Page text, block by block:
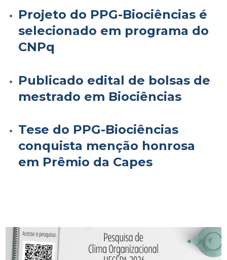
Projeto do PPG-Biociências é
selecionado em programa do
CNPq
Publicado edital de bolsas de
mestrado em Biociências
Tese do PPG-Biociências
conquista menção honrosa
em Prêmio da Capes